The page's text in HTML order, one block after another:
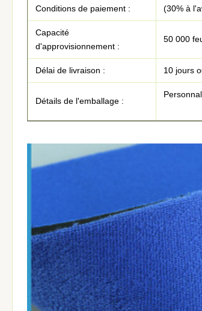
Conditions de paiement : (30% à
Capacité
d'approvisionnement :
50 000
Délai de livraison : 10 jours
Détails de l'emballage :